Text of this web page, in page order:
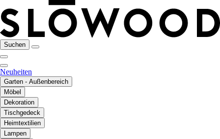
Suchen
Neuheiten
Garten - Außenbereich
Möbel
Dekoration
Tischgedeck
Heimtextilien
Lampen